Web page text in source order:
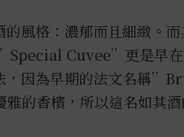
風格：濃郁而且細緻。
Cuvee”更是早
因為早期的法文名稱
的香檳，所以這名如其